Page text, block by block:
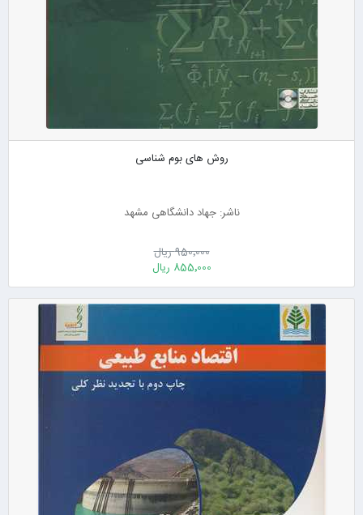
روش های بوم شناسی
ناشر: جهاد دانشگاهی مشهد
950٬000 ریال
855٬000 ریال